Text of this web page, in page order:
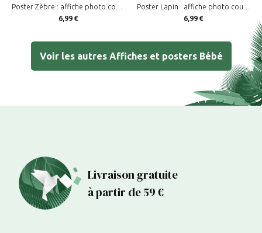
6,99 € 6,99 €
Voir les autres Affiches et posters Bébé
Livraison gratuite
à partir de 59 €